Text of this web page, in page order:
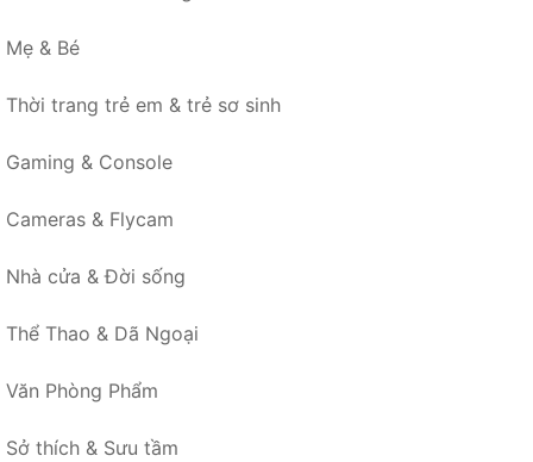
Mẹ & Bé
Thời trang trẻ em & trẻ sơ sinh
Gaming & Console
Cameras & Flycam
Nhà cửa & Đời sống
Thể Thao & Dã Ngoại
Văn Phòng Phẩm
Sở thích & Sưu tầm